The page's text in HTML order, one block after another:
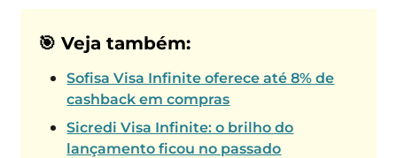
🎯 Veja também:
Sofisa Visa Infinite oferece até 8% de
cashback em compras
Sicredi Visa Infinite: o brilho do
lançamento ficou no passado